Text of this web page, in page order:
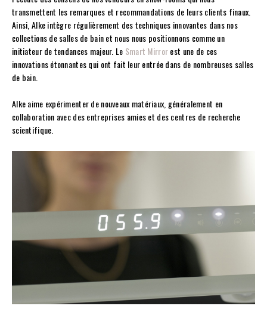
transmettent les remarques et recommandations de leurs clients finaux.
Ainsi, Alke intègre régulièrement des techniques innovantes dans nos
collections de salles de bain et nous nous positionnons comme un
initiateur de tendances majeur. Le Smart Mirrorest une de ces
innovations étonnantes qui ont fait leur entrée dans de nombreuses salles
de bain.
Alke aime expérimenter de nouveaux matériaux, généralement en
collaboration avec des entreprises amies et des centres de recherche
scientifique.